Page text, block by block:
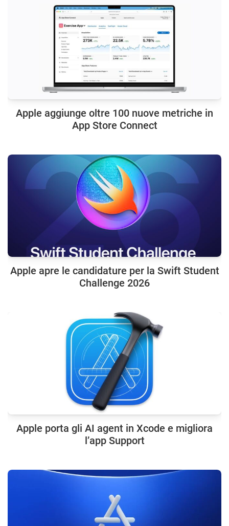
Apple aggiunge oltre 100 nuove metriche in
App Store Connect
Apple apre le candidature per la Swift Student
Challenge 2026
Apple porta gli AI agent in Xcode e migliora
l’app Support